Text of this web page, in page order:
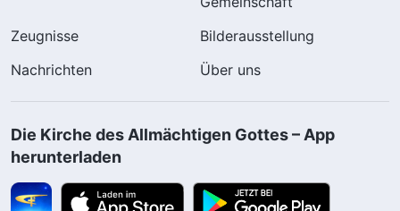
Zeugnisse
Bilderausstellung
Nachrichten
Über uns
Die Kirche des Allmächtigen Gottes – App
herunterladen